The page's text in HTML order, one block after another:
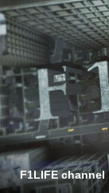
F1LIFE channel